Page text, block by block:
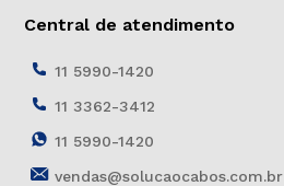
Central de atendimento
11 5990-1420
11 3362-3412
11 5990-1420
vendas@solucaocabos.com.br